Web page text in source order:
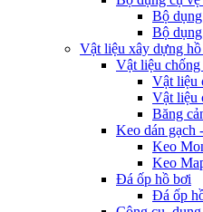
Bộ
Bộ
Vật liệu xây dựng
Vật liệu chống
Vật liệu
Vật liệu
Băng
Keo dán gạch
Keo
Keo
Đá ốp hồ bơi
Đá ốp